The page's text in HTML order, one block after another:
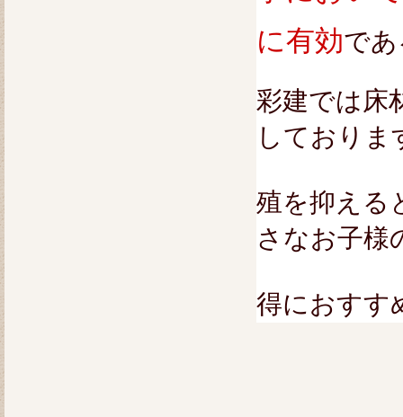
に有効で
彩建では床
しておりま
殖を抑える
さなお子様
得におすす